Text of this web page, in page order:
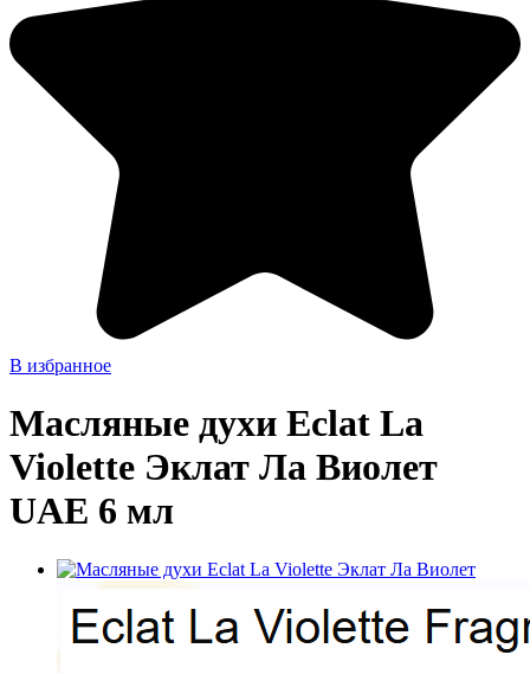
В избранное
Масляные духи Eclat La
Violette Эклат Ла Виолет
UAE 6 мл